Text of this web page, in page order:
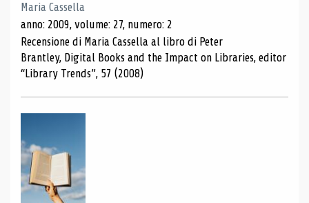
Maria Cassella
anno: 2009, volume: 27, numero: 2
Recensione di Maria Cassella al libro di Peter
Brantley, Digital Books and the Impact on Libraries, editor
“Library Trends”, 57 (2008)